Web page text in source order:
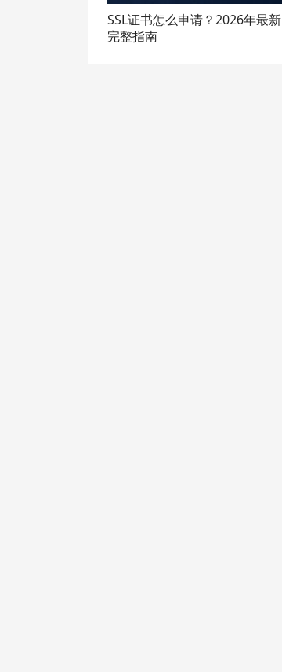
SSL证书怎么申请？2026年最新
完整指南